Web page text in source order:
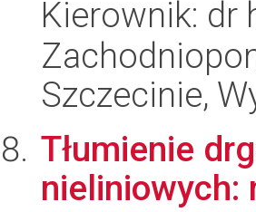
Kierownik: dr
Szczecinie,
Tłumienie
nieliniowych: